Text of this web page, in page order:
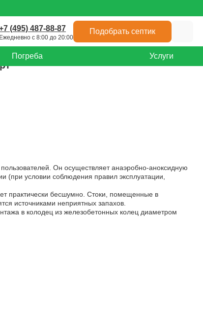
(495) 487-88-87
Ежедневно с 8:00 до 20:00
Подобрать септик
Погреба Услуги
Он осуществляет анаэробно-аноксидную
(при условии соблюдения правил эксплуатации,
практически бесшумно. Стоки, помещенные в
источниками неприятных запахов.
в колодец из железобетонных колец диаметром